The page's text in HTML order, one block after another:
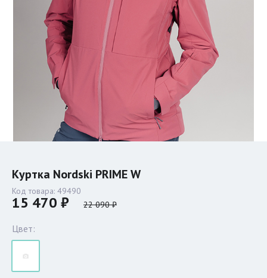
Куртка Nordski PRIME W
Код товара: 49490
15 470 ₽ 22 090 ₽
Цвет: